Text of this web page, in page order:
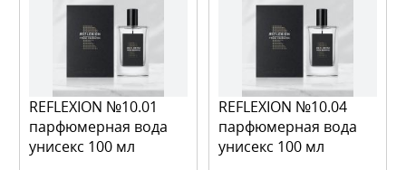
REFLEXION №10.01
парфюмерная вода
унисекс 100 мл
REFLEXION №10.04
парфюмерная вода
унисекс 100 мл